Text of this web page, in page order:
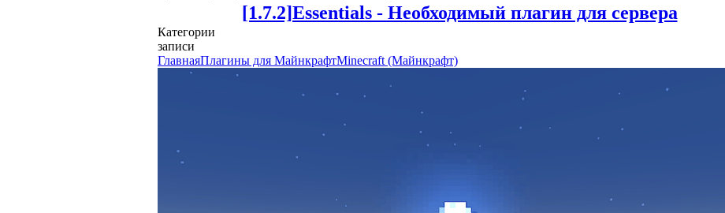
[1.7.2]Essentials - Необходимый плагин для сервера
Категории
записи
ГлавнаяПлагины для МайнкрафтMinecraft (Майнкрафт)